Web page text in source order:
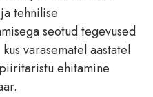
tehnilise
seotud tegevused
varasematel aastatel
ehitamine